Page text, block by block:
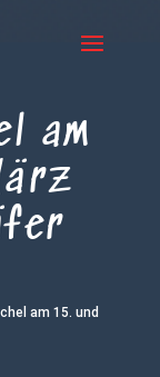
am
am 15. und